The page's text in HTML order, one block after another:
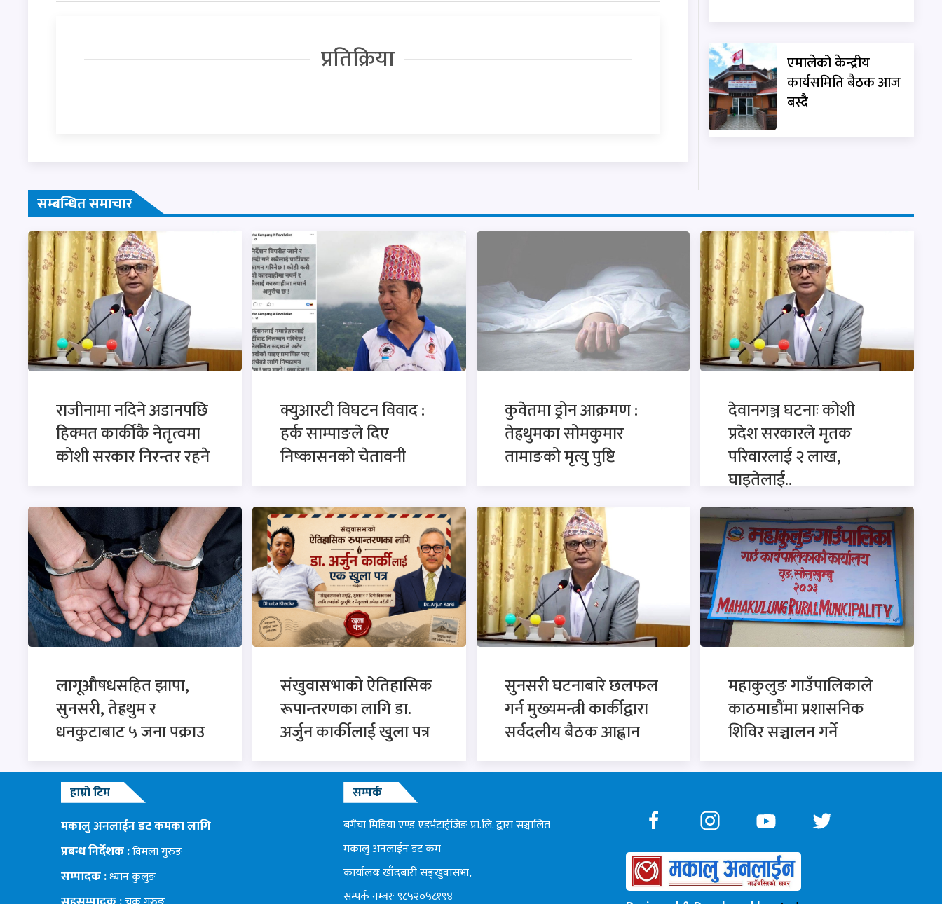
प्रतिक्रिया
एमालेको केन्द्रीय
कार्यसमिति बैठक आज
बस्दै
सम्बन्धित समाचार
राजीनामा नदिने अडानपछि
हिक्मत कार्कीकै नेतृत्वमा
कोशी सरकार निरन्तर रहने
क्युआरटी विघटन विवाद :
हर्क साम्पाङले दिए
निष्कासनको चेतावनी
कुवेतमा ड्रोन आक्रमण :
तेह्रथुमका सोमकुमार
तामाङको मृत्यु पुष्टि
देवानगञ्ज घटनाः कोशी
प्रदेश सरकारले मृतक
परिवारलाई २ लाख,
घाइतेलाई..
लागूऔषधसहित झापा,
सुनसरी, तेह्रथुम र
धनकुटाबाट ५ जना पक्राउ
संखुवासभाको ऐतिहासिक
रूपान्तरणका लागि डा.
अर्जुन कार्कीलाई खुला पत्र
सुनसरी घटनाबारे छलफल
गर्न मुख्यमन्त्री कार्कीद्वारा
सर्वदलीय बैठक आह्वान
महाकुलुङ गाउँपालिकाले
काठमाडौंमा प्रशासनिक
शिविर सञ्चालन गर्ने
हाम्रो टिम
मकालु अनलाईन डट कमका लागि
प्रबन्ध निर्देशक :विमला गुरुङ
सम्पादक :ध्यान कुलुङ
सम्पर्क
बगैंचा मिडिया एण्ड एडर्भटाईजिङ प्रा.लि. द्वारा सञ्चालित
मकालु अनलाईन डट कम
कार्यालयः खाँदबारी सङ्खुवासभा,
सम्पर्क नम्बरः ९८५२०५८१९४